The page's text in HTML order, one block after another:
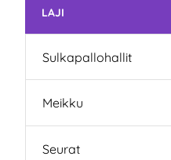
Skip subnavigation
LAJI
Sulkapallohallit
Meikku
Seurat